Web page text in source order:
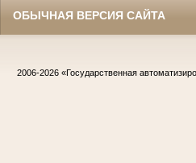
ОБЫЧНАЯ ВЕРСИЯ САЙТА
2006-2026 «Государственная